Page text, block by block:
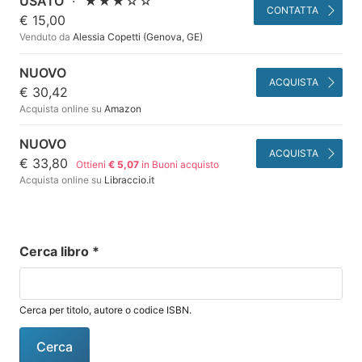
€ 15,00
Venduto da Alessia Copetti (Genova, GE)
CONTATTA
NUOVO
€ 30,42
Acquista online su Amazon
ACQUISTA
NUOVO
€ 33,80
Ottieni€ 5,07 in Buoni acquisto
Acquista online su Libraccio.it
ACQUISTA
Cerca libro *
Cerca per titolo, autore o codice ISBN.